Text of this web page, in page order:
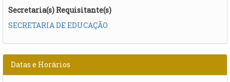
Secretaria(s) Requisitante(s)
SECRETARIA DE EDUCAÇÃO
Datas e Horários